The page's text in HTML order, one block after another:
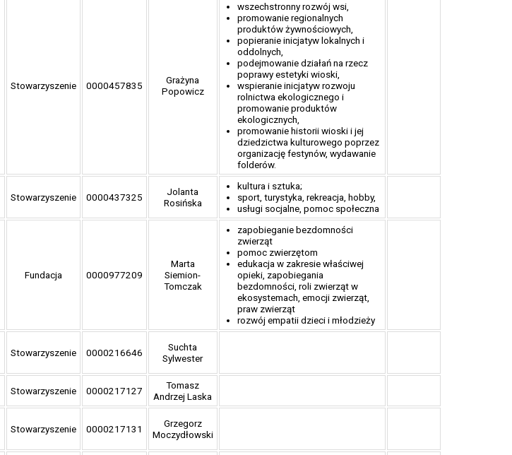
Stowarzyszenie 0000457835
Grażyna
Popowicz
wszechstronny rozwój wsi,
promowanie regionalnych
produktów żywnościowych,
popieranie inicjatyw lokalnych i
oddolnych,
podejmowanie działań na rzecz
poprawy estetyki wioski,
wspieranie inicjatyw rozwoju
rolnictwa ekologicznego i
promowanie produktów
ekologicznych,
promowanie historii wioski i jej
dziedzictwa kulturowego poprzez
organizację festynów, wydawanie
folderów.
Stowarzyszenie 0000437325
Jolanta
Rosińska
kultura i sztuka;
sport, turystyka, rekreacja, hobby,
usługi socjalne, pomoc społeczna
Fundacja 0000977209
Marta
Siemion-
Tomczak
zapobieganie bezdomności
zwierząt
pomoc zwierzętom
edukacja w zakresie właściwej
opieki, zapobiegania
bezdomności, roli zwierząt w
ekosystemach, emocji zwierząt,
praw zwierząt
rozwój empatii dzieci i młodzieży
Stowarzyszenie 0000216646
Suchta
Sylwester
Stowarzyszenie 0000217127
Tomasz
Andrzej Laska
Stowarzyszenie 0000217131
Grzegorz
Moczydłowski